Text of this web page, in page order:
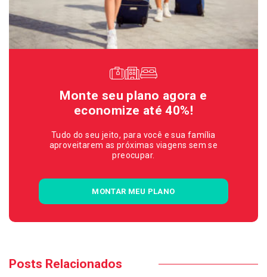
Monte seu plano agora e
economize até 40%!
Tudo do seu jeito, para você e sua família
aproveitarem as próximas viagens sem se
preocupar.
MONTAR MEU PLANO
Posts Relacionados